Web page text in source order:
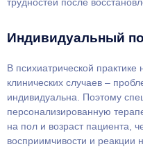
Индивидуальный
В психиатрической
клинических случаев –
индивидуальна. Поэтому
персонализированную
на пол и возраст пациента,
восприимчивости и реакции